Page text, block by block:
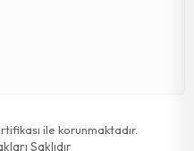
ile korunmaktadır.
Saklıdır